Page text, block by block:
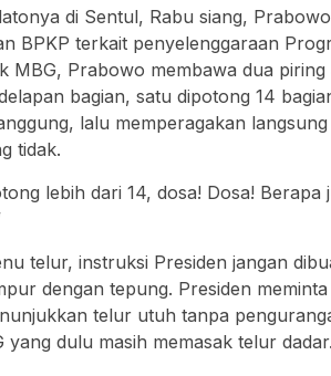
di Sentul, Rabu siang,
BPKP terkait penyelenggaraan
MBG, Prabowo membawa dua
bagian, satu dipotong 14
lalu memperagakan
tidak.
lebih dari 14, dosa! Dosa!
telur, instruksi Presiden jangan
dengan tepung. Presiden
telur utuh tanpa
yang dulu masih memasak telur dadar.